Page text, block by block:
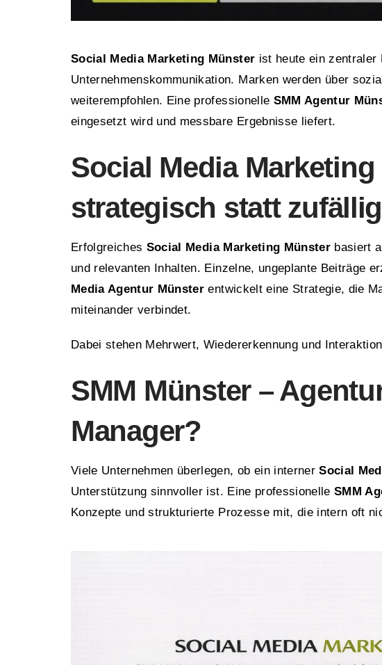
Social Media Marketing Münster ist heute ein zentraler
Unternehmenskommunikation. Marken werden über
weiterempfohlen. Eine professionelle SMM Agentur
eingesetzt wird und messbare Ergebnisse liefert.
Social Media
strategisch statt zufällig
Erfolgreiches Social Media Marketing Münsterbasiert
und relevanten Inhalten. Einzelne, ungeplante Beiträge
Media Agentur Münster entwickelt eine Strategie, die
miteinander verbindet.
Dabei stehen Mehrwert, Wiedererkennung und
SMM Münster –
Manager?
Viele Unternehmen überlegen, ob ein internerSocial
Unterstützung sinnvoller ist. Eine professionelle SMM
Konzepte und strukturierte Prozesse mit, die intern oft